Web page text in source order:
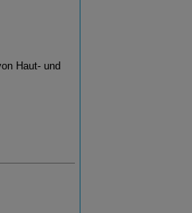
Haut- und